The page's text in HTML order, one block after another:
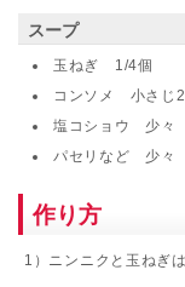
スープ
玉ねぎ 1/4個
コンソメ 小さじ2
塩コショウ 少々
パセリなど 少々
作り方
1）ニンニクと玉ねぎ